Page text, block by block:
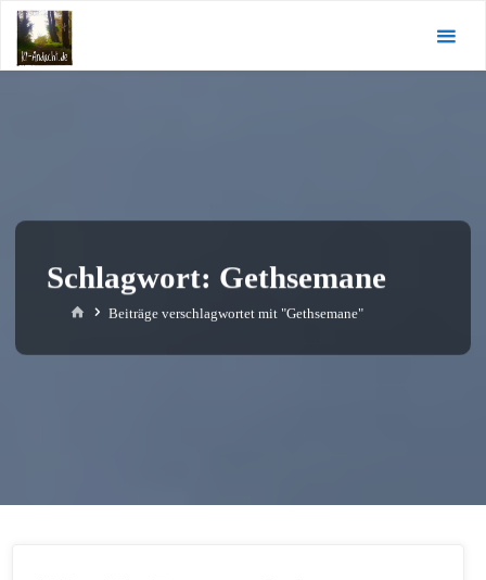
Zum
Inhalt
springen
Schlagwort: Gethsemane
StartBeiträge verschlagwortet mit "Gethsemane"